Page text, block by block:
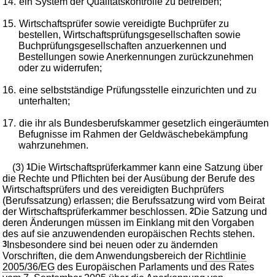
15. Wirtschaftsprüfer sowie vereidigte Buchprüfer zu
bestellen, Wirtschaftsprüfungsgesellschaften sowie
Buchprüfungsgesellschaften anzuerkennen und
Bestellungen sowie Anerkennungen zurückzunehmen
oder zu widerrufen;
16. eine selbstständige Prüfungsstelle einzurichten und zu
unterhalten;
17. die ihr als Bundesberufskammer gesetzlich eingeräumten
Befugnisse im Rahmen der Geldwäschebekämpfung
wahrzunehmen.
(3)1Die Wirtschaftsprüferkammer kann eine Satzung über
die Rechte und Pflichten bei der Ausübung der Berufe des
Wirtschaftsprüfers und des vereidigten Buchprüfers
(Berufssatzung) erlassen; die Berufssatzung wird vom Beirat
der Wirtschaftsprüferkammer beschlossen.2Die Satzung und
deren Änderungen müssen im Einklang mit den Vorgaben
des auf sie anzuwendenden europäischen Rechts stehen.
3 Insbesondere sind bei neuen oder zu ändernden
Vorschriften, die dem Anwendungsbereich der Richtlinie
2005/36/EG des Europäischen Parlaments und des Rates